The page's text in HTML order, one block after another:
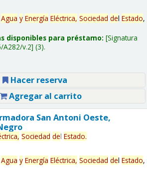
Agua y Energía Eléctrica, Sociedad del Estado,
disponibles para préstamo: Signatura
A282/v.2 (3).
Hacer reserva
Agregar al carrito
San Antoni Oeste,
Sociedad del Estado.
Agua y Energía Eléctrica, Sociedad del Estado,